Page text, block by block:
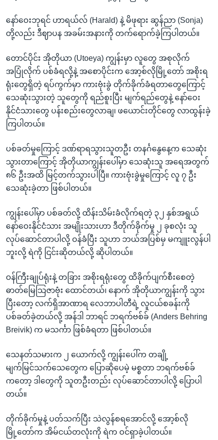
နော်ဝေးဘုရင် ဟာရယ်လ် (Harald) နဲ့ မိဖုရား ဆွန်ညာ (Sonja)
တို့လည်း ဒီဈာပန အခမ်းအနားကို တက်ရောက်ခဲ့ကြပါတယ်။
တောင်ပိုင်း အိုတိုယာ (Utoeya) ကျွန်းမှာ လူတွေ အစုလိုက်
အပြုံလိုက် ပစ်ခံရလို့နဲ့ အစောပိုင်းက အော့စ်လိုမြို့တော် အစိုးရ
ရုံးတွေရှိတဲ့ ရပ်ကွက်မှာ ကားဗုံးခွဲ တိုက်ခိုက်ခံရတာတွေကြောင့်
သေဆုံးသွားတဲ့ သူတွေကို ရည်စူးပြီး မျက်ရည်တွေနဲ့ နော်ဝေး
နိုင်ငံသားတွေ ပန်းစည်းတွေလာချ၊ ဖယောင်းတိုင်တွေ လာထွန်းခဲ့
ကြပါတယ်။
ပစ်ခတ်မှုကြောင့် ဒဏ်ရာရသွားသူတဦး တနင်္ဂနွေနေ့က သေဆုံး
သွားတာကြောင့် အိုတိုယာကျွန်းပေါ်မှာ သေဆုံးသူ အရေအတွက်
၈၆ ဦးအထိ မြင့်တက်သွားပါပြီ။ ကားဗုံးခွဲမှုကြောင့် လူ ၇ ဦး
သေဆုံးခဲ့တာ ဖြစ်ပါတယ်။
ကျွန်းပေါ်မှာ ပစ်ခတ်လို့ ထိန်းသိမ်းခံလိုက်ရတဲ့ ၃၂ နှစ်အရွယ်
နော်ဝေးနိုင်ငံသား အမျိုးသားဟာ ဒီတိုက်ခိုက်မှု ၂ ခုစလုံး သူ
လုပ်ဆောင်တာပါလို့ ဝန်ခံပြီး သူဟာ ဘယ်အပြစ်မှ မကျူးလွန်ပါ
ဘူးလို့ ရဲကို ငြင်းဆိုတယ်လို့ ဆိုပါတယ်။
ဝန်ကြီးချုပ်ရုံးနဲ့ တခြား အစိုးရရုံးတွေ ထိခိုက်ပျက်စီးစေတဲ့
ဓာတ်မြေသြဇာဗုံး ထောင်တယ်၊ နောက် အိုတိုယာကျွန်းကို သွား
ပြီးတော့ လက်ရှိအာဏာရ လေဘာပါတီရဲ့ လူငယ်စခန်းကို
ပစ်ခတ်ခဲ့တယ်လို့ အန်ဒါ ဘာရင် ဘရက်ဗစ်ခ် (Anders Behring
Breivik) က မသင်္ကာ ဖြစ်ခံရတာ ဖြစ်ပါတယ်။
သေနတ်သမားက ၂ ယောက်လို့ ကျွန်းပေါ်က တချို့
မျက်မြင်သက်သေတွေက ပြောဆိုပေမဲ့ မစ္စတာ ဘရက်ဗစ်ခ်
ကတော့ ဒါတွေကို သူတဦးတည်း လုပ်ဆောင်တာပါလို့ ပြောပါ
တယ်။
တိုက်ခိုက်မှုနဲ့ ပတ်သက်ပြီး သဲလွန်စရအောင်လို့ အော့စ်လို
မြို့တော်က အိမ်ငယ်တလုံးကို ရဲက ဝင်ရှာခဲ့ပါတယ်။